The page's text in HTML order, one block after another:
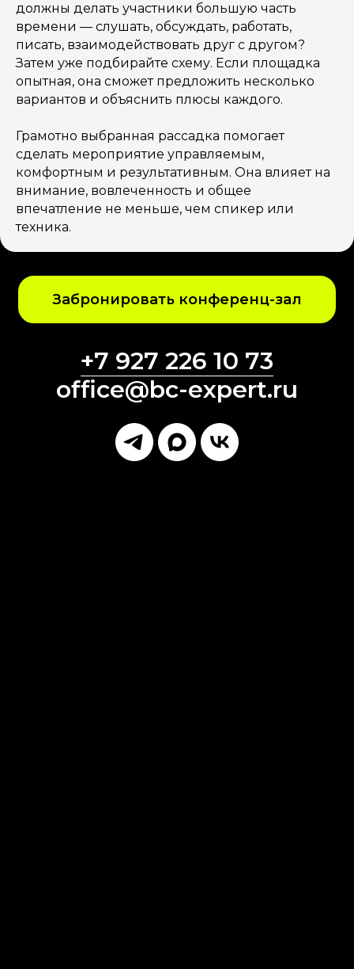
должны делать участники большую часть
времени — слушать, обсуждать, работать,
писать, взаимодействовать друг с другом?
Затем уже подбирайте схему. Если площадка
опытная, она сможет предложить несколько
вариантов и объяснить плюсы каждого.
Грамотно выбранная рассадка помогает
сделать мероприятие управляемым,
комфортным и результативным. Она влияет на
внимание, вовлеченность и общее
впечатление не меньше, чем спикер или
техника.
Забронировать конференц-зал
+7 927 226 10 73
office@bc-expert.ru